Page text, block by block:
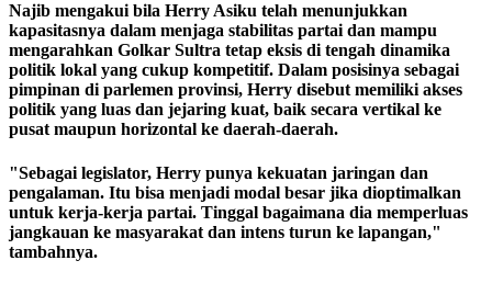
Najib mengakui bila Herry Asiku telah menunjukkan
kapasitasnya dalam menjaga stabilitas partai dan mampu
mengarahkan Golkar Sultra tetap eksis di tengah dinamika
politik lokal yang cukup kompetitif. Dalam posisinya sebagai
pimpinan di parlemen provinsi, Herry disebut memiliki akses
politik yang luas dan jejaring kuat, baik secara vertikal ke
pusat maupun horizontal ke daerah-daerah.
"Sebagai legislator, Herry punya kekuatan jaringan dan
pengalaman. Itu bisa menjadi modal besar jika dioptimalkan
untuk kerja-kerja partai. Tinggal bagaimana dia memperluas
jangkauan ke masyarakat dan intens turun ke lapangan,"
tambahnya.